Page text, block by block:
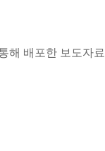
해 배포한 보도자